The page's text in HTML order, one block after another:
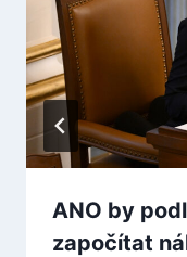
ANO by
započítat